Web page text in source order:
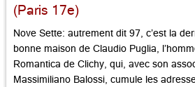
(Paris 17e)
Nove Sette: autrement dit 97, c’est la
bonne maison de Claudio Puglia,
Romantica de Clichy, qui, avec son
Massimiliano Balossi, cumule les